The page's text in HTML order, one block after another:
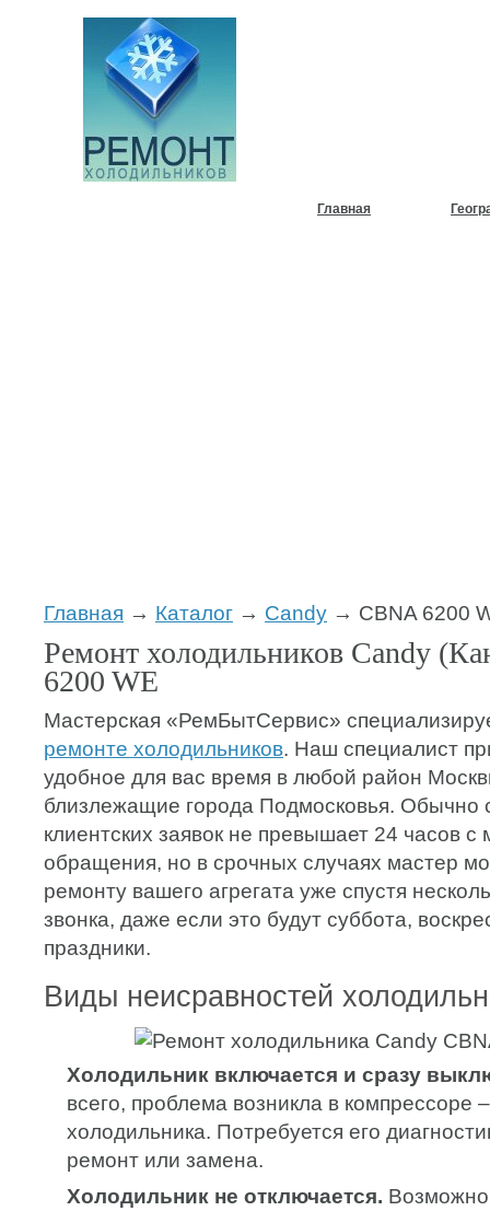
Главная
Главная → Каталог → Candy → CBNA 6200
Ремонт холодильников Candy
6200 WE
Мастерская «РемБытСервис»
ремонте холодильников. Наш специалист
удобное для вас время в любой район
близлежащие города Подмосковья. Обычно
клиентских заявок не превышает 24 часов с
обращения, но в срочных случаях мастер
ремонту вашего агрегата уже спустя
звонка, даже если это будут суббота,
праздники.
Виды неисравностей
Холодильник включается и сразу
всего, проблема возникла в компрессоре
холодильника. Потребуется его
ремонт или замена.
Холодильник не отключается.